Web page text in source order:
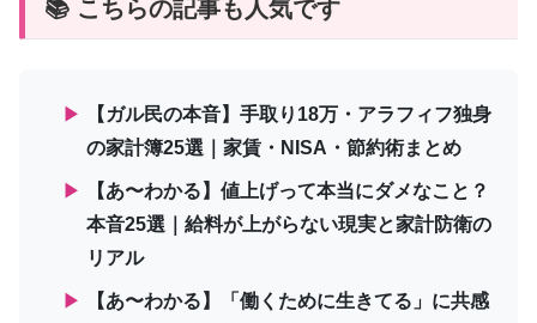
📚 こちらの記事も人気です
▶
【ガル民の本音】手取り18万・アラフィフ独身
の家計簿25選｜家賃・NISA・節約術まとめ
▶
【あ〜わかる】値上げって本当にダメなこと？
本音25選｜給料が上がらない現実と家計防衛の
リアル
▶
【あ〜わかる】「働くために生きてる」に共感